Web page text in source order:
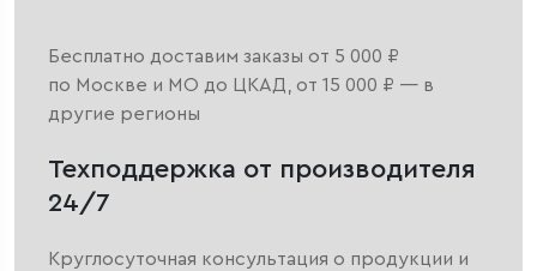
Бесплатно доставим заказы от 5 000 ₽
по Москве и МО до ЦКАД, от 15 000 ₽ — в
другие регионы
Техподдержка от производителя
24/7
Круглосуточная консультация о продукции и